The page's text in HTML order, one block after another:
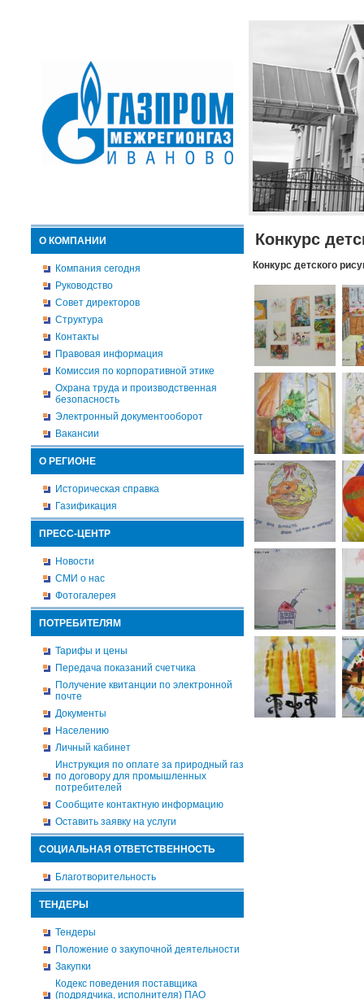
О КОМПАНИИ
Компания сегодня
Руководство
Совет директоров
Структура
Контакты
Правовая информация
Комиссия по корпоративной этике
Охрана труда и производственная
безопасность
Электронный документооборот
Вакансии
О РЕГИОНЕ
Историческая справка
Газификация
ПРЕСС-ЦЕНТР
Новости
СМИ о нас
Фотогалерея
ПОТРЕБИТЕЛЯМ
Тарифы и цены
Передача показаний счетчика
Получение квитанции по электронной
почте
Документы
Населению
Личный кабинет
Инструкция по оплате за природный газ
по договору для промышленных
потребителей
Сообщите контактную информацию
Оставить заявку на услуги
СОЦИАЛЬНАЯ ОТВЕТСТВЕННОСТЬ
Благотворительность
ТЕНДЕРЫ
Тендеры
Положение о закупочной деятельности
Закупки
Кодекс поведения поставщика
(подрядчика, исполнителя) ПАО
Конкурс
Конкурс детского